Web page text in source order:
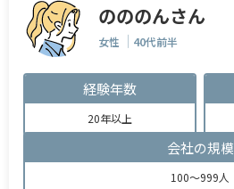
のののんさん
女性 40代前半
経験年数
20年以上
会社の規模
100～999人